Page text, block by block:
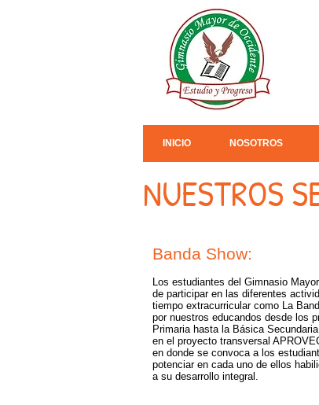
NUESTROS
Banda Show:
Los estudiantes del Gimnasio
de participar en las diferentes
tiempo extracurricular como La
por nuestros educandos desde los
Primaria hasta la Básica
en el proyecto transversal
en donde se convoca a los
potenciar en cada uno de ellos
a su desarrollo integral.
INICIO NOSOTROS